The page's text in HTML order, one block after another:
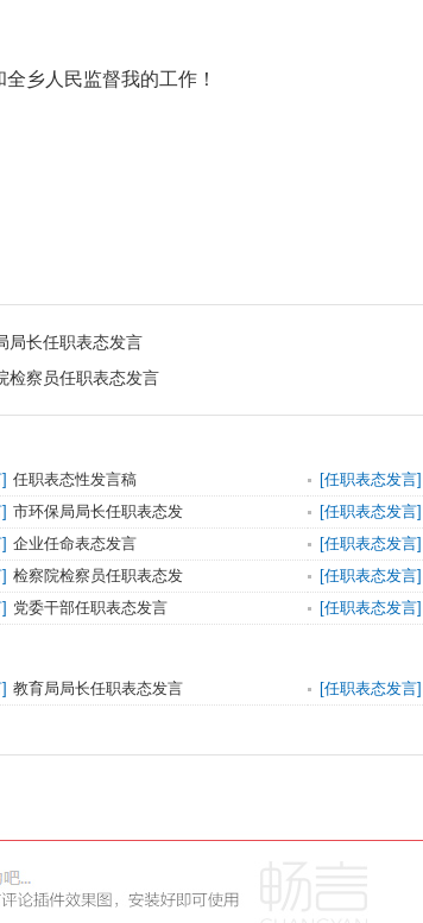
乡人民监督我的工作！
局长任职表态发言
检察员任职表态发言
] 任职表态性发言稿 [任职表态发言]
] 市环保局局长任职表态发 [任职表态发言]
] 企业任命表态发言 [任职表态发言]
] 检察院检察员任职表态发 [任职表态发言]
] 党委干部任职表态发言 [任职表态发言]
] 教育局局长任职表态发言 [任职表态发言]